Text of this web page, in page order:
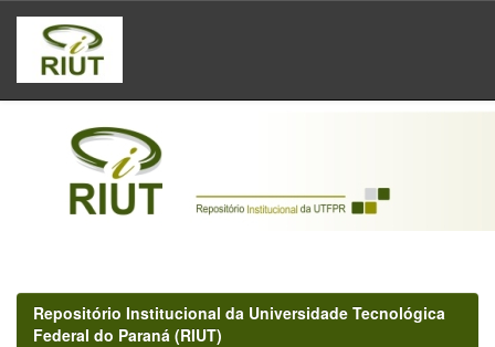
Skip
navigation
Repositório Institucional da Universidade Tecnológica
Federal do Paraná (RIUT)